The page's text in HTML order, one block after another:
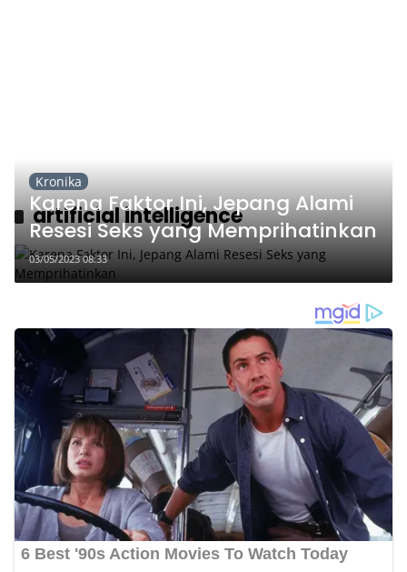
artificial intelligence
Kronika
Karena Faktor Ini, Jepang Alami
Resesi Seks yang Memprihatinkan
03/05/2023 08:33